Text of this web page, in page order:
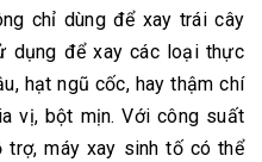
chỉ dùng để xay trái cây
dụng để xay các loại thực
hạt ngũ cốc, hay thậm chí
vị, bột mịn. Với công suất
trợ, máy xay sinh tố có thể